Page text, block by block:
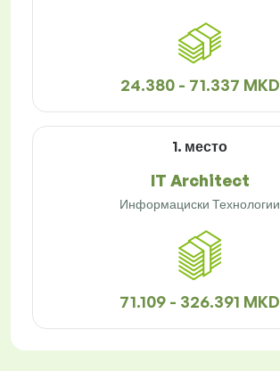
24.380 - 71.337 MKD
1. место
IT Architect
Информациски Технологии
71.109 - 326.391 MKD